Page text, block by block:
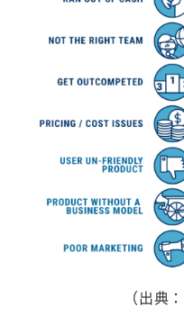
（出典：